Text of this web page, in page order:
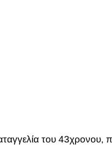
του 43χρονου,